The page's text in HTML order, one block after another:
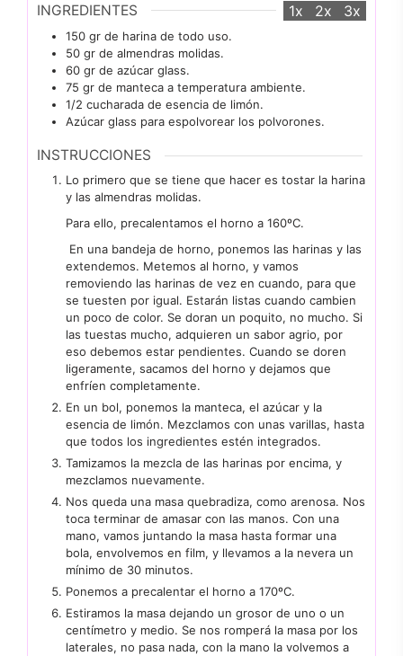
INGREDIENTES 1x 2x 3x
150 gr de harina de todo uso.
50 gr de almendras molidas.
60 gr de azúcar glass.
75 gr de manteca a temperatura ambiente.
1/2 cucharada de esencia de limón.
Azúcar glass para espolvorear los polvorones.
INSTRUCCIONES
Lo primero que se tiene que hacer es tostar la harina
y las almendras molidas.
Para ello, precalentamos el horno a 160ºC.
En una bandeja de horno, ponemos las harinas y las
extendemos. Metemos al horno, y vamos
removiendo las harinas de vez en cuando, para que
se tuesten por igual. Estarán listas cuando cambien
un poco de color. Se doran un poquito, no mucho. Si
las tuestas mucho, adquieren un sabor agrio, por
eso debemos estar pendientes. Cuando se doren
ligeramente, sacamos del horno y dejamos que
enfríen completamente.
En un bol, ponemos la manteca, el azúcar y la
esencia de limón. Mezclamos con unas varillas, hasta
que todos los ingredientes estén integrados.
Tamizamos la mezcla de las harinas por encima, y
mezclamos nuevamente.
Nos queda una masa quebradiza, como arenosa. Nos
toca terminar de amasar con las manos. Con una
mano, vamos juntando la masa hasta formar una
bola, envolvemos en film, y llevamos a la nevera un
mínimo de 30 minutos.
Ponemos a precalentar el horno a 170ºC.
Estiramos la masa dejando un grosor de uno o un
centímetro y medio. Se nos romperá la masa por los
laterales, no pasa nada, con la mano la volvemos a